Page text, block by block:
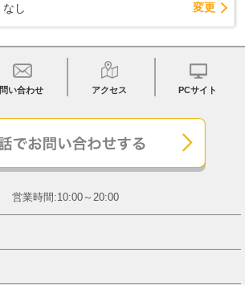
なし 変更
問い合わせ アクセス PCサイト
営業時間:10:00～20:00